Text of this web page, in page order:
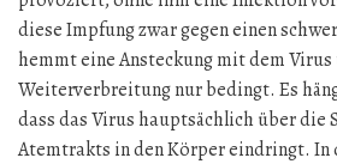
diese Impfung zwar gegen einen
hemmt eine Ansteckung mit dem Virus
Weiterverbreitung nur bedingt. Es
dass das Virus hauptsächlich über die
Atemtrakts in den Körper eindringt. In